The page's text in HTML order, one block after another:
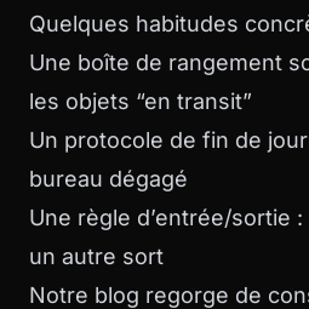
Quelques habitudes
Une boîte de rangement
les objets “en transit”
Un protocole de fin de
bureau dégagé
Une règle d’entrée/sortie
un autre sort
Notre blog regorge de